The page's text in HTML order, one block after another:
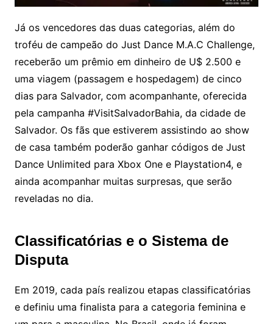
Já os vencedores das duas categorias, além do
troféu de campeão do Just Dance M.A.C Challenge,
receberão um prêmio em dinheiro de U$ 2.500 e
uma viagem (passagem e hospedagem) de cinco
dias para Salvador, com acompanhante, oferecida
pela campanha #VisitSalvadorBahia, da cidade de
Salvador. Os fãs que estiverem assistindo ao show
de casa também poderão ganhar códigos de Just
Dance Unlimited para Xbox One e Playstation4, e
ainda acompanhar muitas surpresas, que serão
reveladas no dia.
Classificatórias e o Sistema de
Disputa
Em 2019, cada país realizou etapas classificatórias
e definiu uma finalista para a categoria feminina e